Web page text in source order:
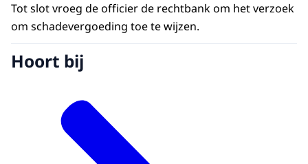
Tot slot vroeg de officier de rechtbank om het verzoek
om schadevergoeding toe te wijzen.
Hoort bij